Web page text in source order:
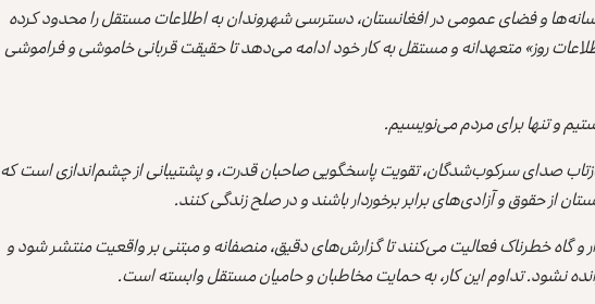
و فضای عمومی در افغانستان، دسترسی شهروندان به اطلاعات مستقل را محدود کرده
روز» متعهدانه و مستقل به کار خود ادامه می‌دهد تا حقیقت قربانی خاموشی و فراموشی
و تنها برای مردم می‌نویسیم.
صدای سرکوب‌شدگان، تقویت پاسخگویی صاحبان قدرت، و پشتیبانی از چشم‌اندازی است که
از حقوق و آزادی‌های برابر برخوردار باشند و در صلح زندگی کنند.
و گاه خطرناک فعالیت می‌کنند تا گزارش‌های دقیق، منصفانه و مبتنی بر واقعیت منتشر شود و
نشود. تداوم این کار، به حمایت مخاطبان و حامیان مستقل وابسته است.